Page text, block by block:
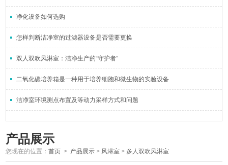
净化设备如何选购
怎样判断洁净室的过滤器设备是否需要更换
双人双吹风淋室：洁净生产的“守护者”
二氧化碳培养箱是一种用于培养细胞和微生物的实验设备
洁净室环境测点布置及等动力采样方式和问题
产品展示
您现在的位置：首页 > 产品展示 > 风淋室 > 多人双吹风淋室